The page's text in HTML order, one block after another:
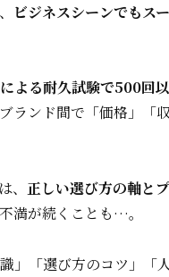
ビジネスシーンでもス
よる耐久試験で500回
ランド間で「価格」「
正しい選び方の軸と
満が続くことも…。
」「選び方のコツ」「